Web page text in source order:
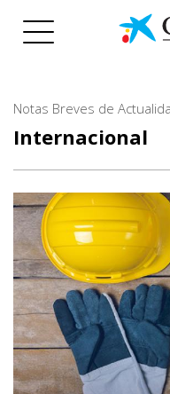
Notas Breves de
Internacional